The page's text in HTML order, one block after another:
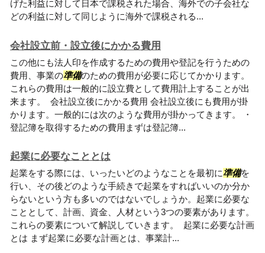
げた利益に対して日本で課税された場合、海外での子会社な
どの利益に対して同じように海外で課税される...
会社設立前・設立後にかかる費用
この他にも法人印を作成するための費用や登記を行うための
費用、事業の準備のための費用が必要に応じてかかります。
これらの費用は一般的に設立費として費用計上することが出
来ます。 会社設立後にかかる費用 会社設立後にも費用が掛
かります。一般的には次のような費用が掛かってきます。 ・
登記簿を取得するための費用まずは登記簿...
起業に必要なこととは
起業をする際には、いったいどのようなことを最初に準備を
行い、その後どのような手続きで起業をすればいいのか分か
らないという方も多いのではないでしょうか。起業に必要な
こととして、計画、資金、人材という3つの要素があります。
これらの要素について解説していきます。 起業に必要な計画
とは まず起業に必要な計画とは、事業計...